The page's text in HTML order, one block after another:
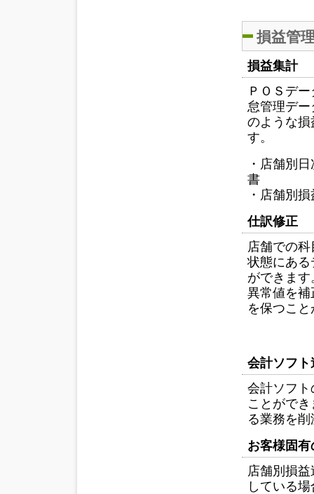
損益管
損益集計
ＰＯＳデ
怠管理デ
のような
す。
・店舗別
書
・店舗別
仕訳修正
店舗での
状態にあ
ができま
異常値を
を保つこ
会計ソフト
会計ソフ
ことがで
る業務を
お客様固
店舗別損
している